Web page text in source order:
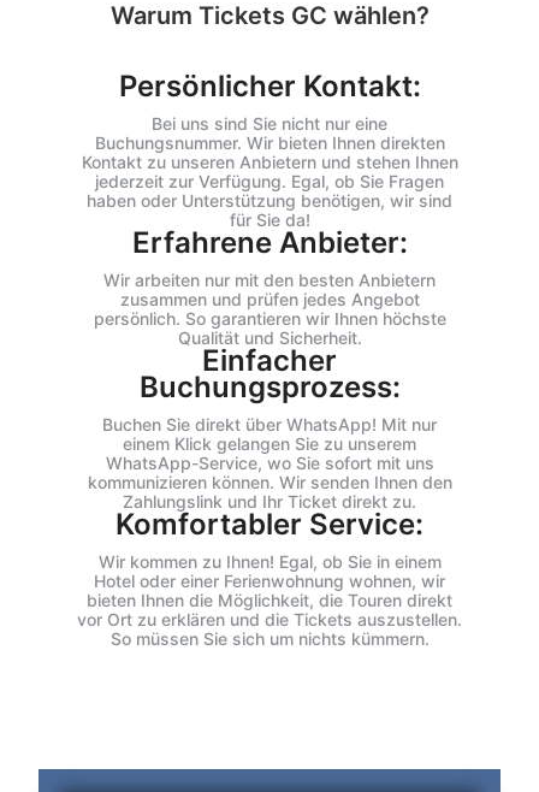
Warum Tickets GC wählen?
Persönlicher Kontakt:
Bei uns sind Sie nicht nur eine
Buchungsnummer. Wir bieten Ihnen direkten
Kontakt zu unseren Anbietern und stehen Ihnen
jederzeit zur Verfügung. Egal, ob Sie Fragen
haben oder Unterstützung benötigen, wir sind
für Sie da!
Erfahrene Anbieter:
Wir arbeiten nur mit den besten Anbietern
zusammen und prüfen jedes Angebot
persönlich. So garantieren wir Ihnen höchste
Qualität und Sicherheit.
Einfacher
Buchungsprozess:
Buchen Sie direkt über WhatsApp! Mit nur
einem Klick gelangen Sie zu unserem
WhatsApp-Service, wo Sie sofort mit uns
kommunizieren können. Wir senden Ihnen den
Zahlungslink und Ihr Ticket direkt zu.
Komfortabler Service:
Wir kommen zu Ihnen! Egal, ob Sie in einem
Hotel oder einer Ferienwohnung wohnen, wir
bieten Ihnen die Möglichkeit, die Touren direkt
vor Ort zu erklären und die Tickets auszustellen.
So müssen Sie sich um nichts kümmern.